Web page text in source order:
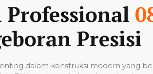
Professional
Presisi
dalam konstruksi modern yang